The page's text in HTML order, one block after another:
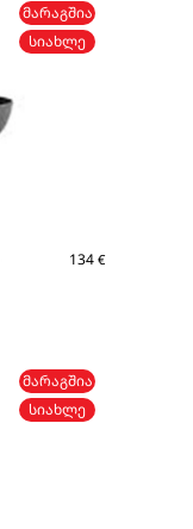
ᲛᲐᲠᲐᲒᲨᲘᲐ
ᲡᲘᲐᲮᲚᲔ
134 €
ᲛᲐᲠᲐᲒᲨᲘᲐ
ᲡᲘᲐᲮᲚᲔ